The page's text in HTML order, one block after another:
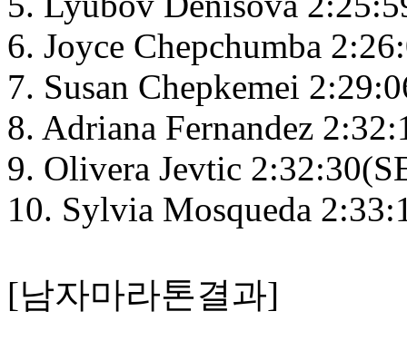
6. Joyce Chepchumba
7. Susan Chepkemei
8. Adriana Fernandez
9. Olivera Jevtic
10. Sylvia Mosqueda
[남자마라톤결과]